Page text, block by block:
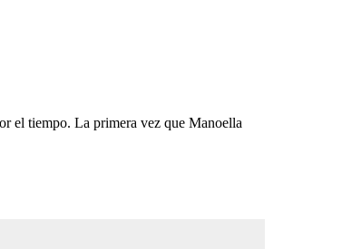
el tiempo. La primera vez que Manoella